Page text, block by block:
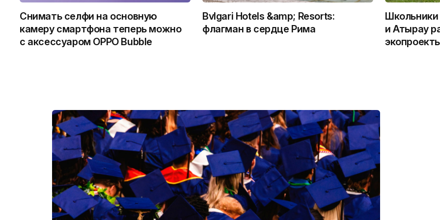
Снимать селфи на основную
камеру смартфона теперь можно
с аксессуаром OPPO Bubble
Bvlgari Hotels &amp; Resorts:
флагман в сердце Рима
и Атырау